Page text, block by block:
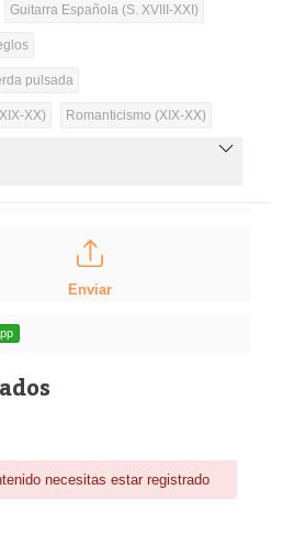
Guitarra Española (S. XVIII-XXI)
pulsada
XX) Romanticismo (XIX-XX)
Enviar
necesitas estar registrado